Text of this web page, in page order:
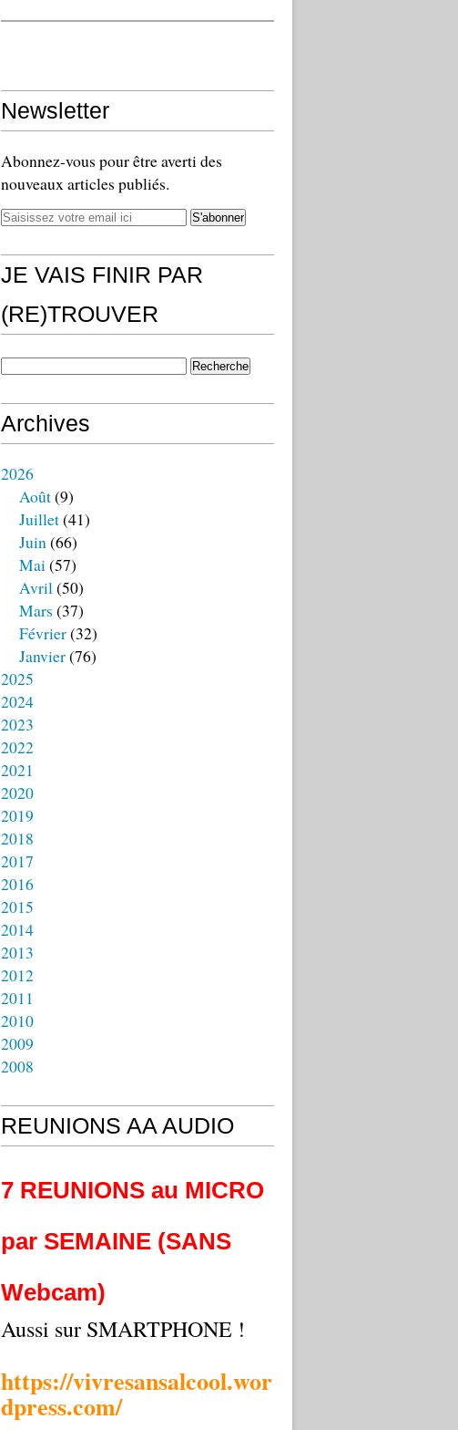
Newsletter
Abonnez-vous pour être averti des
nouveaux articles publiés.
JE VAIS FINIR PAR
(RE)TROUVER
Archives
2026
Août(9)
Juillet(41)
Juin(66)
Mai(57)
Avril(50)
Mars (37)
Février(32)
Janvier(76)
2025
2024
2023
2022
2021
2020
2019
2018
2017
2016
2015
2014
2013
2012
2011
2010
2009
2008
REUNIONS AA AUDIO
7 REUNIONS au MICRO
par SEMAINE (SANS
Webcam)
Aussi sur SMARTPHONE !
https://vivresansalcool.wor
dpress.com/